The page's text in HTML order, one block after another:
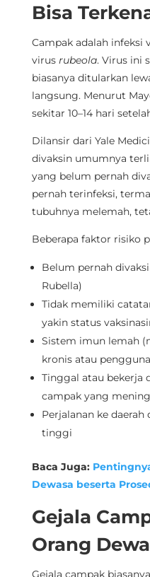
Bisa
Campak adalah infeksi
virus rubeola. Virus ini
biasanya ditularkan
langsung. Menurut
sekitar 10–14 hari
Dilansir dari Yale
divaksin umumnya
yang belum pernah
pernah terinfeksi,
tubuhnya melemah,
Beberapa faktor risiko
Belum pernah
Rubella)
Tidak memiliki
yakin status
Sistem imun lemah
kronis atau
Tinggal atau bekerja
campak yang
Perjalanan ke
tinggi
Baca Juga:
Dewasa beserta
Gejala
Orang
Gejala campak